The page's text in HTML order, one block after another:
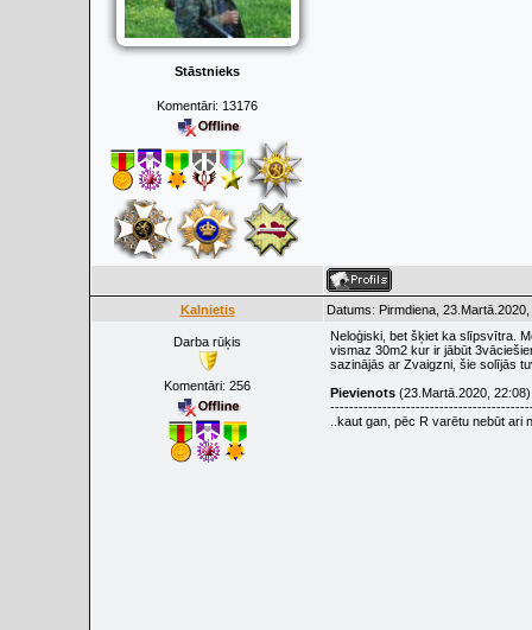
Stāstnieks
Komentāri: 13176
Kalnietis Datums: Pirmdiena,
Darba rūķis
Komentāri: 256
Neloģiski, bet šķiet ka slīpsvītra.
vismaz 30m2 kur ir jābūt
sazinājās ar Zvaigzni, šie solījās
Pievienots (23.Martā.2020, 22:08)
..kaut gan, pēc R varētu nebūt ari